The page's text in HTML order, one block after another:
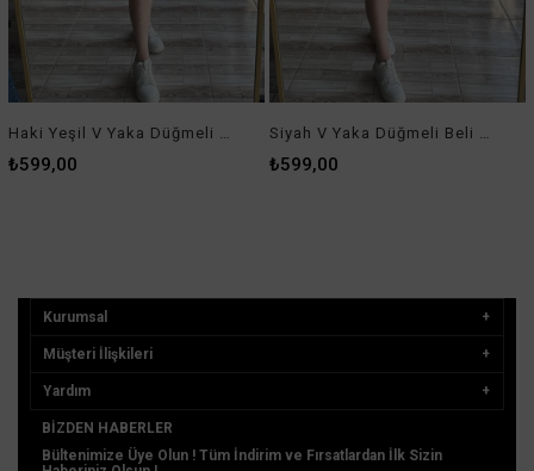
₺599,00 ₺599,00
Kurumsal
Müşteri İlişkileri
Yardım
BIZDEN HABERLER
Bültenimize Üye Olun ! Tüm İndirim ve Fırsatlardan İlk Sizin